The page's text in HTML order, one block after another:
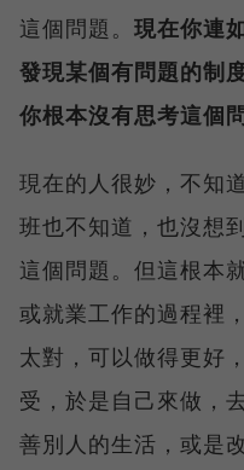
這個問題。 現在你連
發現某個有問題的制
你根本沒有思考這個
現在的人很妙，不知
班也不知道，也沒想
這個問題。但這根本
或就業工作的過程裡
太對，可以做得更好
受，於是自己來做，
善別人的生活，或是